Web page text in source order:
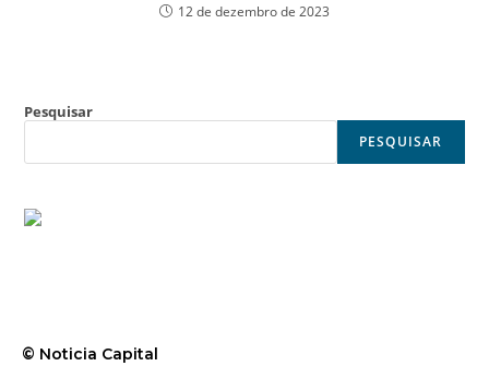
12 de dezembro de 2023
Pesquisar
PESQUISAR
© Noticia Capital